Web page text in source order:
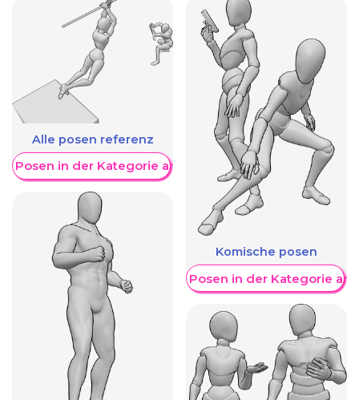
Alle posen referenz
Posen in der Kategorie anzeigen
Komische posen
Weitere Posen in der Kategorie